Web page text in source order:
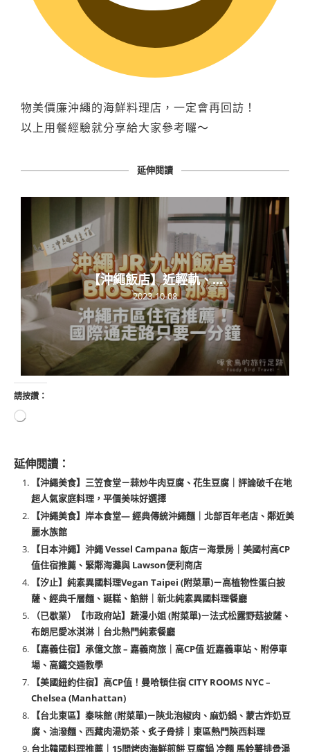
物美價廉沖繩的海鮮料理店，一定會再回訪！
以上用餐經驗就分享給大家參考囉～
延伸閱讀
【沖繩飯店】近輕軌、...
2023-10-08
請按讚：
延伸閱讀：
【沖繩美食】三笠食堂－蒜炒牛肉豆腐、花生豆腐｜評論破千在地
超人氣家庭料理，平價美味好選擇
【沖繩美食】岸本食堂— 經典傳統沖繩麵｜北部百年老店、鄰近美
麗水族館
【日本沖繩】沖繩 Vessel Campana 飯店－海景房｜美國村高CP
值住宿推薦、緊鄰海灘與 Lawson便利商店
【汐止】純素異國料理Vegan Taipei (附菜單)－高植物性蛋白披
薩、經典千層麵、誕糕、餡餅｜新北純素異國料理餐廳
（已歇業）【市政府站】蔬漫小姐 (附菜單)－法式松露野菇披薩、
布朗尼愛冰淇淋｜台北熱門純素餐廳
【嘉義住宿】承億文旅 – 嘉義商旅｜高CP值 近嘉義車站、附停車
場、高鐵交通教學
【美國紐約住宿】高CP值！曼哈頓住宿 CITY ROOMS NYC –
Chelsea (Manhattan)
【台北東區】秦味館 (附菜單)－陝北泡椒肉、麻奶鍋、蒙古炸奶豆
腐、油潑麵、西藏肉湯奶茶、炙子骨排｜東區熱門陝西料理
台北韓國料理推薦｜15間烤肉海鮮煎餅 豆腐鍋 冷麵 馬鈴薯排骨湯